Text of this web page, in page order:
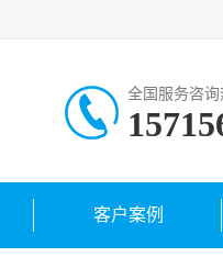
全国服务咨询
客户案例